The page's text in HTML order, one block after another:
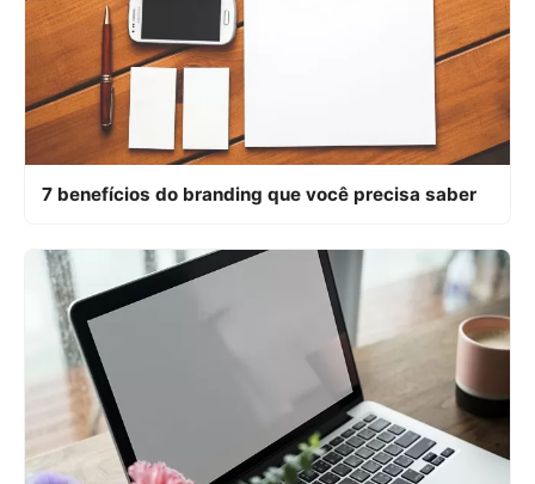
7 benefícios do branding que você precisa saber